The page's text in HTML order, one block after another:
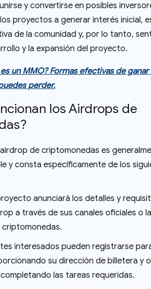
y convertirse en posibles
proyectos a generar interés inicial,
de la comunidad y, por lo tanto,
y la expansión del proyecto.
un MMO? Formas efectivas de
perder.
los Airdrops de
de criptomonedas es
y consta específicamente de los
anunciará los detalles y
a través de sus canales oficiales o la
interesados ​​pueden registrarse
su dirección de billetera y
las tareas requeridas.